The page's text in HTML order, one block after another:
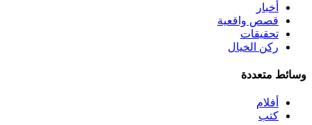
أخبار
قصص واقعية
تحقيقات
ركن الخيال
وسائط متعددة
أفلام
كتب